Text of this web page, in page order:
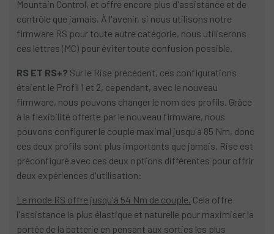
Mountain Control, et offre encore plus d'assistance et de
contrôle que jamais. À l'avenir, si nous utilisons notre
firmware RS pour toute autre catégorie, nous utiliserons
ces lettres (MC) pour éviter toute confusion possible.
RS ET RS+? Sur le Rise précédent, ces configurations
étaient le Profil 1 et 2, cependant, avec le nouveau
firmware, nous pouvons changer le nom des profils. Grâce
à la flexibilité offerte par le nouveau firmware, nous
pouvons configurer le couple maximal jusqu'à 85 Nm, donc
ces deux profils sont plus importants que jamais. Rise est
préconfiguré avec ces deux options différentes pour offrir
deux expériences d'utilisation:
Le mode RS offre jusqu'à 54 Nm de couple. Cela offre
l'assistance la plus élastique et naturelle pour maximiser la
portée de la batterie en pensant aux sorties les plus